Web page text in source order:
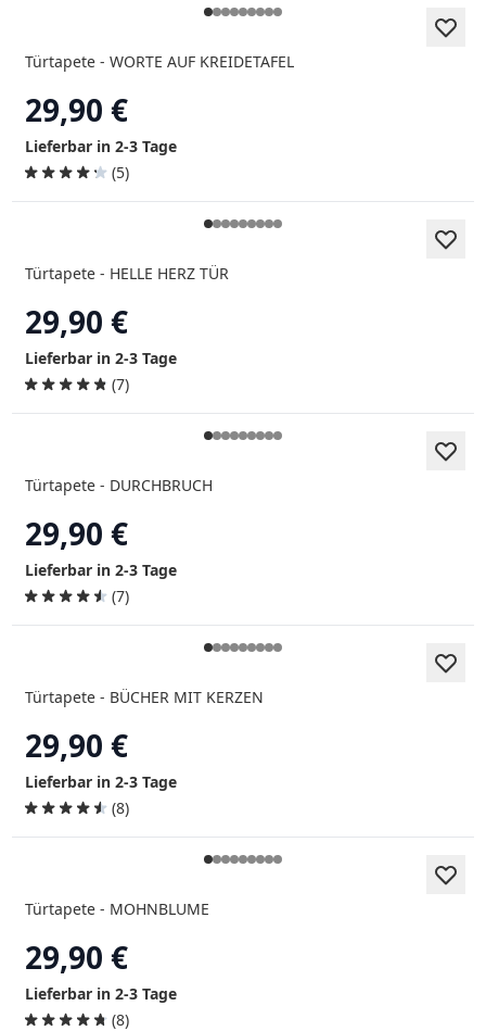
Türtapete - WORTE AUF KREIDETAFEL
29,90 €
Lieferbar in 2-3 Tage
(5)
Türtapete - HELLE HERZ TÜR
29,90 €
Lieferbar in 2-3 Tage
(7)
Türtapete - DURCHBRUCH
29,90 €
Lieferbar in 2-3 Tage
(7)
Türtapete - BÜCHER MIT KERZEN
29,90 €
Lieferbar in 2-3 Tage
(8)
Türtapete - MOHNBLUME
29,90 €
Lieferbar in 2-3 Tage
(8)